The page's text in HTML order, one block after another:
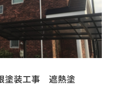
塗装工事 遮熱塗